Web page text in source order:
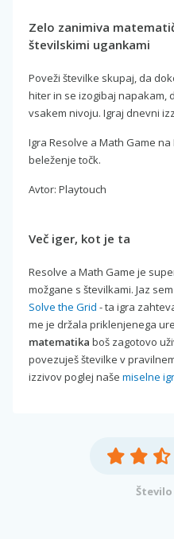
Zelo zanimiva
številskimi ugankami
Poveži številke skupaj, da
hiter in se izogibaj napakam,
vsakem nivoju. Igraj dnevni
Igra Resolve a Math Game
beleženje točk.
Avtor: Playtouch
Več iger, kot je ta
Resolve a Math Game je
možgane s številkami. Jaz
Solve the Grid - ta igra
me je držala priklenjenega
matematika boš zagotovo
povezuješ številke v
izzivov poglej naše miselne
Število